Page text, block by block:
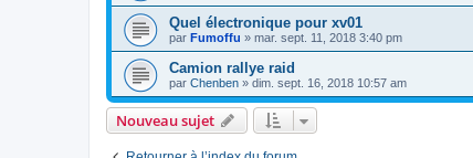
Quel électronique pour xv01
par Fumoffu » mar. sept. 11, 2018 3:40 pm
Camion rallye raid
par Chenben » dim. sept. 16, 2018 10:57 am
Nouveau sujet